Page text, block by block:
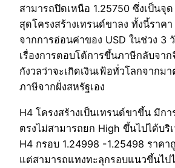
สามารถปิดเหนือ 1.25750 ซึ่งเป็นจุ
สุดโครงสร้างเทรนด์ขาลง ทั้งนี้ราค
จากการอ่อนค่าของ USD ในช่วง 3
เรื่องการตอบโต้การขึ้นภาษีกลับจา
กังวลว่าจะเกิดเงินเฟ้อทั่วโลกจากม
ภาษีจากฝั่งสหรัฐเอง
H4 โครงสร้างเป็นเทรนด์ขาขึ้น มีก
ตรงไม่สามารถยก High ขึ้นไปได้บริ
H4 กรอบ 1.24998 -1.25498 ราคา
แต่สามารถแทงทะลุกรอบแนวขึ้นไป